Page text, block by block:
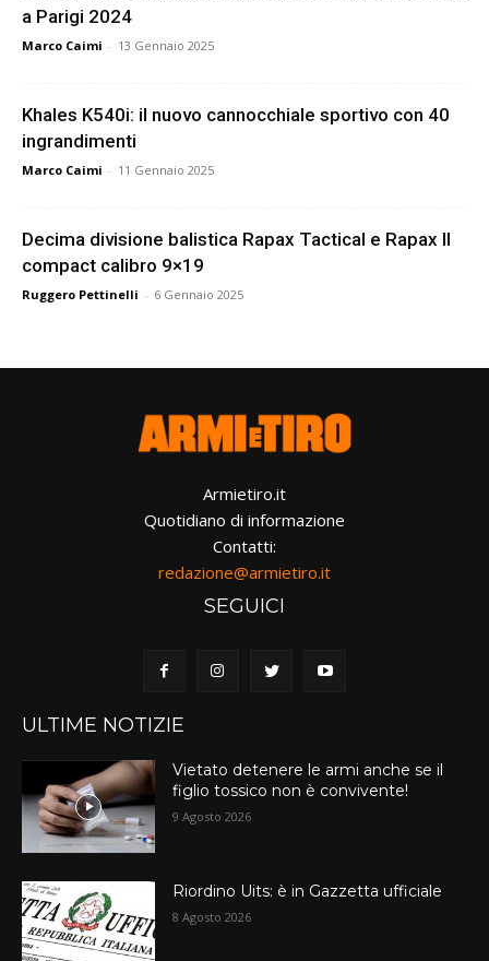
a Parigi 2024
Marco Caimi - 13 Gennaio 2025
Khales K540i: il nuovo cannocchiale sportivo con 40
ingrandimenti
Marco Caimi - 11 Gennaio 2025
Decima divisione balistica Rapax Tactical e Rapax II
compact calibro 9×19
Ruggero Pettinelli - 6 Gennaio 2025
Armietiro.it
Quotidiano di informazione
Contatti:
redazione@armietiro.it
SEGUICI
ULTIME NOTIZIE
Vietato detenere le armi anche se il
figlio tossico non è convivente!
9 Agosto 2026
Riordino Uits: è in Gazzetta ufficiale
8 Agosto 2026